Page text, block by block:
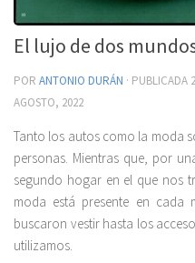
El lujo de dos
POR ANTONIO DURÁN · PUBLICADA
AGOSTO, 2022
Tanto los autos como la moda
personas. Mientras que, por
segundo hogar en el que nos
moda está presente en cada
buscaron vestir hasta los
utilizamos.